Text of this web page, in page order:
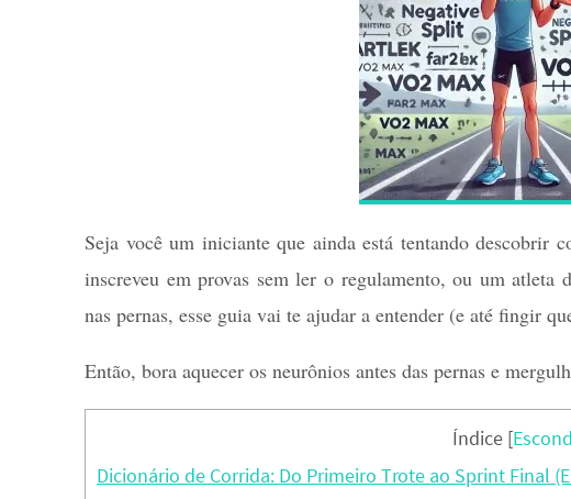
Seja você um iniciante que ainda está tentando descobrir
inscreveu em provas sem ler o regulamento, ou um atleta
nas pernas, esse guia vai te ajudar a entender (e até fingir
Então, bora aquecer os neurônios antes das pernas e
Índice [
Dicionário de Corrida: Do Primeiro Trote ao Sprint Final